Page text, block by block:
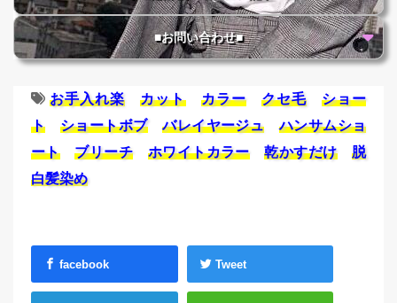
■お問い合わせ■
お手入れ楽 カット カラー クセ毛
ショー
ト
ショートボブ バレイヤージュ
ハンサムショ
ート
ブリーチ ホワイトカラー 乾かすだけ
脱
白髪染め
facebook Tweet